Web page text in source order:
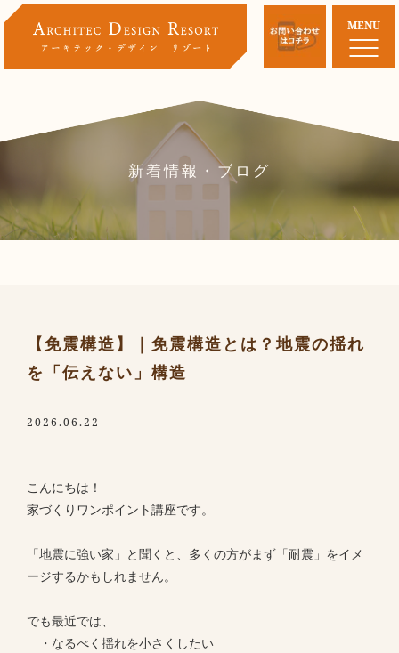
MENU
新着情報・ブログ
【免震構造】｜免震構造とは？地震の揺れ
を「伝えない」構造
2026.06.22
こんにちは！
家づくりワンポイント講座です。
「地震に強い家」と聞くと、多くの方がまず「耐震」をイメ
ージするかもしれません。
でも最近では、
・なるべく揺れを小さくしたい